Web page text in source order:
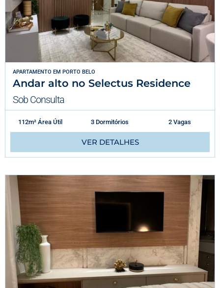
APARTAMENTO EM PORTO BELO
Andar alto no Selectus Residence
Sob Consulta
112m² Área Útil 3 Dormitórios 2 Vagas
VER DETALHES